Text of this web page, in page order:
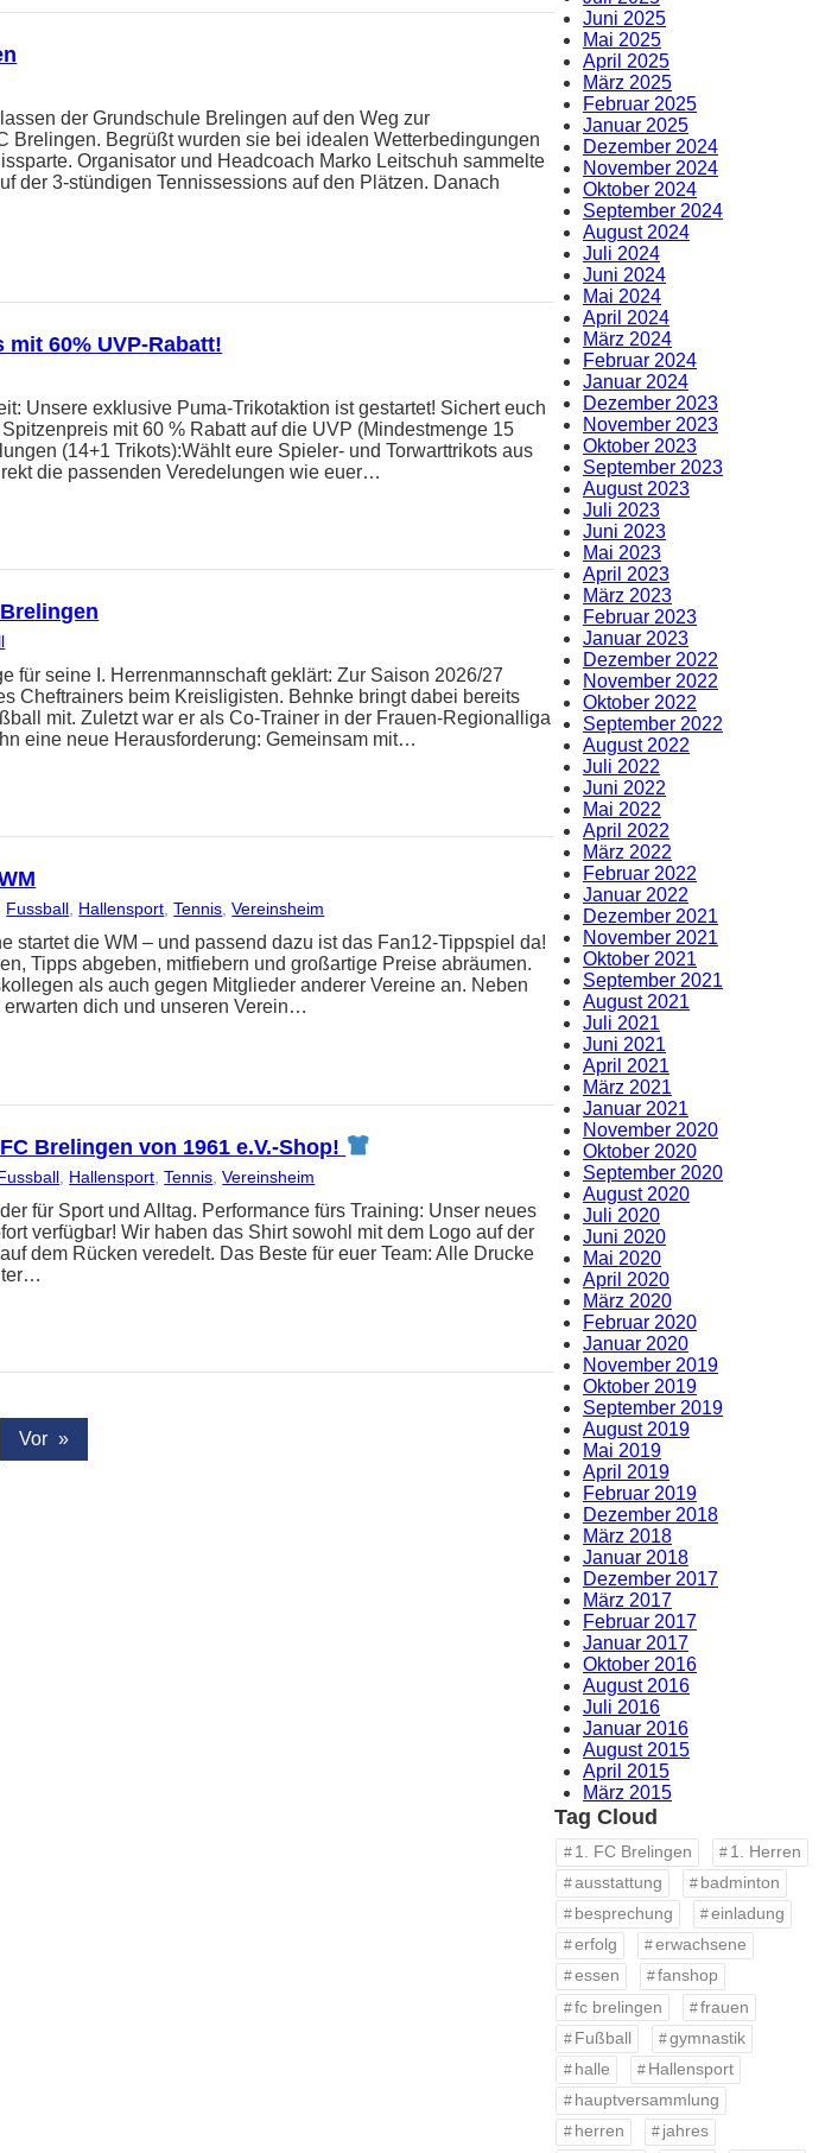
der Grundschule Brelingen auf den Weg zur
Brelingen. Begrüßt wurden sie bei idealen Wetterbedingungen
Organisator und Headcoach Marko Leitschuh sammelte
der 3-stündigen Tennissessions auf den Plätzen. Danach
60% UVP-Rabatt!
Unsere exklusive Puma-Trikotaktion ist gestartet! Sichert euch
mit 60 % Rabatt auf die UVP (Mindestmenge 15
(14+1 Trikots):Wählt eure Spieler- und Torwarttrikots aus
die passenden Veredelungen wie euer…
für seine I. Herrenmannschaft geklärt: Zur Saison 2026/27
Cheftrainers beim Kreisligisten. Behnke bringt dabei bereits
mit. Zuletzt war er als Co-Trainer in der Frauen-Regionalliga
eine neue Herausforderung: Gemeinsam mit…
Fussball, Hallensport, Tennis, Vereinsheim
startet die WM – und passend dazu ist das Fan12-Tippspiel da!
Tipps abgeben, mitfiebern und großartige Preise abräumen.
als auch gegen Mitglieder anderer Vereine an. Neben
dich und unseren Verein…
Brelingen von 1961 e.V.-Shop!
Hallensport , Tennis , Vereinsheim
für Sport und Alltag. Performance fürs Training: Unser neues
verfügbar! Wir haben das Shirt sowohl mit dem Logo auf der
dem Rücken veredelt. Das Beste für euer Team: Alle Drucke
Vor »
Juni 2025
Mai 2025
April 2025
März 2025
Februar 2025
Januar 2025
Dezember 2024
November 2024
Oktober 2024
September 2024
August 2024
Juli 2024
Juni 2024
Mai 2024
April 2024
März 2024
Februar 2024
Januar 2024
Dezember 2023
November 2023
Oktober 2023
September 2023
August 2023
Juli 2023
Juni 2023
Mai 2023
April 2023
März 2023
Februar 2023
Januar 2023
Dezember 2022
November 2022
Oktober 2022
September 2022
August 2022
Juli 2022
Juni 2022
Mai 2022
April 2022
März 2022
Februar 2022
Januar 2022
Dezember 2021
November 2021
Oktober 2021
September 2021
August 2021
Juli 2021
Juni 2021
April 2021
März 2021
Januar 2021
November 2020
Oktober 2020
September 2020
August 2020
Juli 2020
Juni 2020
Mai 2020
April 2020
März 2020
Februar 2020
Januar 2020
November 2019
Oktober 2019
September 2019
August 2019
Mai 2019
April 2019
Februar 2019
Dezember 2018
März 2018
Januar 2018
Dezember 2017
März 2017
Februar 2017
Januar 2017
Oktober 2016
August 2016
Juli 2016
Januar 2016
August 2015
April 2015
März 2015
Tag Cloud
1. FC Brelingen
1. Herren
ausstattung
badminton
besprechung
einladung
erfolg
erwachsene
essen
fanshop
fc brelingen
frauen
Fußball
gymnastik
halle
Hallensport
hauptversammlung
herren
jahres